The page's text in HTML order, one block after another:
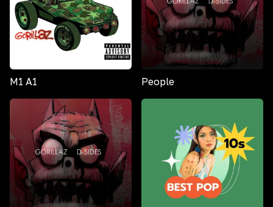
M1 A1 People